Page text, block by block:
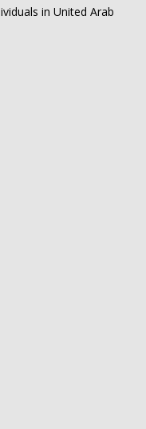
in United Arab